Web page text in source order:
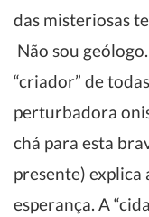
das misteriosas
Não sou
“criador” de
perturbadora
chá para esta
presente) explica
esperança. A